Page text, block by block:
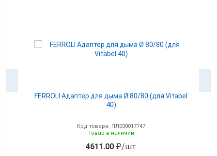
FERROLI Адаптер для дыма Ø 80/80 (для Vitabel
40)
Код товара: ПЛ000017747
Товар в наличии
4611.00 ₽/шт